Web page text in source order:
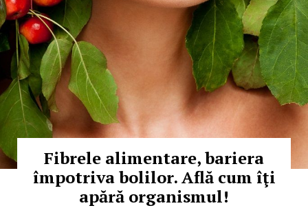
Fibrele alimentare, bariera
împotriva bolilor. Află cum îţi
apără organismul!